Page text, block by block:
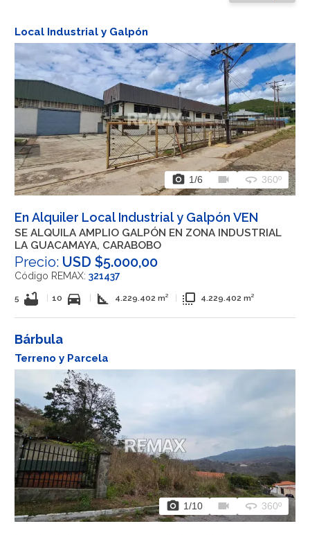
Local Industrial y Galpón
photo_camera 1/6 videocam 360 360º
En Alquiler Local Industrial y Galpón VEN
SE ALQUILA AMPLIO GALPÓN EN ZONA INDUSTRIAL
LA GUACAMAYA, CARABOBO
Precio: USD $5.000,00
Código REMAX: 321437
5 bathtub 10 directions_car square_foot 4.229.402 m² flip_to_front 4.229.402 m²
Bárbula
Terreno y Parcela
photo_camera 1/10 videocam 360 360º